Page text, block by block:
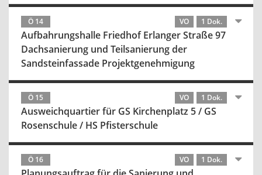
Ö 14 VO 1 Dok.
Aufbahrungshalle Friedhof Erlanger Straße 97
Dachsanierung und Teilsanierung der
Sandsteinfassade Projektgenehmigung
Ö 15 VO 1 Dok.
Ausweichquartier für GS Kirchenplatz 5 / GS
Rosenschule / HS Pfisterschule
Ö 16 VO 1 Dok.